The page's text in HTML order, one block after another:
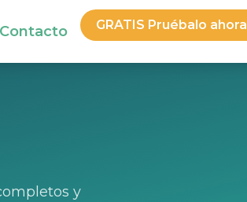
Contacto GRATIS Pruébalo ahora
y